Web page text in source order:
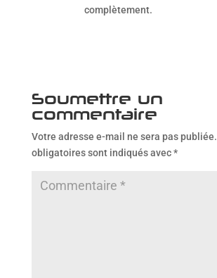
complètement.
Soumettre un
commentaire
Votre adresse e-mail ne sera pas publiée.
obligatoires sont indiqués avec*